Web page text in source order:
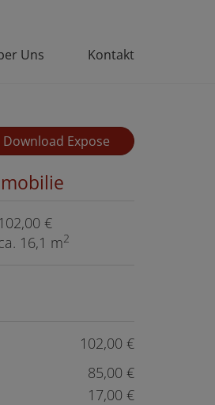
Uns Kontakt
Download Expose
102,00 €
16,1 m2
102,00 €
85,00 €
17,00 €